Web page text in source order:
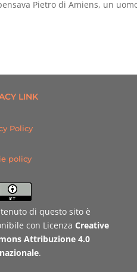
Pietro di Amiens, un
LINK
Policy
policy
di questo sito è
con Licenza Creative
Attribuzione 4.0
.